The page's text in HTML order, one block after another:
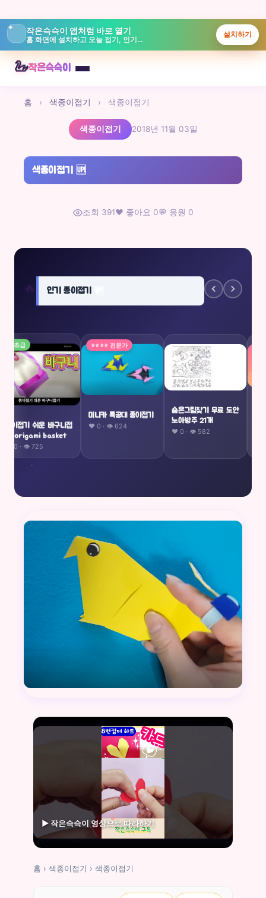
✦ 작은슥슥이 앱처럼 바로 열기
홈 화면에 설치하고 오늘 접기, 인기글, 놀이터를 빠르게 보실 수 있습니다.
설치하기
🦢작은슥슥이
홈 › 색종이접기 › 색종이접기
색종이접기 2018년 11월 03일
색종이접기 🆙
조회 391❤️ 좋아요 0💬 응원 0
🔥 인기 종이접기
⭐ 초급
종이접기 쉬운 바구니접
기 origami basket
❤️ 0 · 👁 725
⭐⭐⭐⭐ 전문가
미니카 특공대 종이접기
❤️ 0 · 👁 624
숨은그림찾기 무료 도안
노아방주 21개
❤️ 0 · 👁 582
▶ 작은슥슥이 영상으로 따라하기
홈 › 색종이접기 › 색종이접기